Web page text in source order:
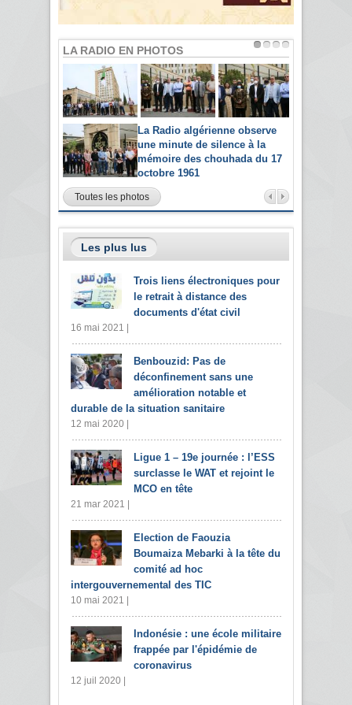
LA RADIO EN PHOTOS
La Radio algérienne observe
une minute de silence à la
mémoire des chouhada du 17
octobre 1961
Toutes les photos
Les plus lus
Trois liens électroniques pour
le retrait à distance des
documents d'état civil
16 mai 2021 |
Benbouzid: Pas de
déconfinement sans une
amélioration notable et
durable de la situation sanitaire
12 mai 2020 |
Ligue 1 – 19e journée : l’ESS
surclasse le WAT et rejoint le
MCO en tête
21 mar 2021 |
Election de Faouzia
Boumaiza Mebarki à la tête du
comité ad hoc
intergouvernemental des TIC
10 mai 2021 |
Indonésie : une école militaire
frappée par l'épidémie de
coronavirus
12 juil 2020 |